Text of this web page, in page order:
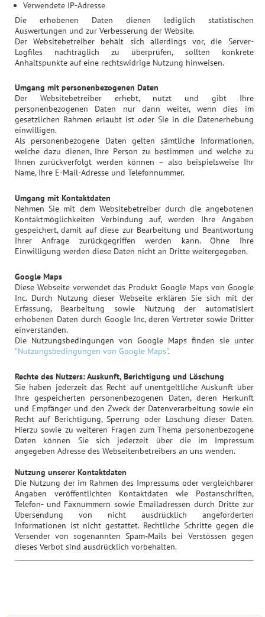
Verwendete IP-Adresse
Die erhobenen Daten dienen lediglich statistischen
Auswertungen und zur Verbesserung der Website.
Der Websitebetreiber behält sich allerdings vor, die Server-
Logfiles nachträglich zu überprüfen, sollten konkrete
Anhaltspunkte auf eine rechtswidrige Nutzung hinweisen.
Umgang mit personenbezogenen Daten
Der Websitebetreiber erhebt, nutzt und gibt Ihre
personenbezogenen Daten nur dann weiter, wenn dies im
gesetzlichen Rahmen erlaubt ist oder Sie in die Datenerhebung
einwilligen.
Als personenbezogene Daten gelten sämtliche Informationen,
welche dazu dienen, Ihre Person zu bestimmen und welche zu
Ihnen zurückverfolgt werden können – also beispielsweise Ihr
Name, Ihre E-Mail-Adresse und Telefonnummer.
Umgang mit Kontaktdaten
Nehmen Sie mit dem Websitebetreiber durch die angebotenen
Kontaktmöglichkeiten Verbindung auf, werden Ihre Angaben
gespeichert, damit auf diese zur Bearbeitung und Beantwortung
Ihrer Anfrage zurückgegriffen werden kann. Ohne Ihre
Einwilligung werden diese Daten nicht an Dritte weitergegeben.
Google Maps
Diese Webseite verwendet das Produkt Google Maps von Google
Inc. Durch Nutzung dieser Webseite erklären Sie sich mit der
Erfassung, Bearbeitung sowie Nutzung der automatisiert
erhobenen Daten durch Google Inc, deren Vertreter sowie Dritter
einverstanden.
Die Nutzungsbedingungen von Google Maps finden sie unter
"Nutzungsbedingungen von Google Maps".
Rechte des Nutzers: Auskunft, Berichtigung und Löschung
Sie haben jederzeit das Recht auf unentgeltliche Auskunft über
Ihre gespeicherten personenbezogenen Daten, deren Herkunft
und Empfänger und den Zweck der Datenverarbeitung sowie ein
Recht auf Berichtigung, Sperrung oder Löschung dieser Daten.
Hierzu sowie zu weiteren Fragen zum Thema personenbezogene
Daten können Sie sich jederzeit über die im Impressum
angegeben Adresse des Webseitenbetreibers an uns wenden.
Nutzung unserer Kontaktdaten
Die Nutzung der im Rahmen des Impressums oder vergleichbarer
Angaben veröffentlichten Kontaktdaten wie Postanschriften,
Telefon- und Faxnummern sowie Emailadressen durch Dritte zur
Übersendung von nicht ausdrücklich angeforderten
Informationen ist nicht gestattet. Rechtliche Schritte gegen die
Versender von sogenannten Spam-Mails bei Verstössen gegen
dieses Verbot sind ausdrücklich vorbehalten.